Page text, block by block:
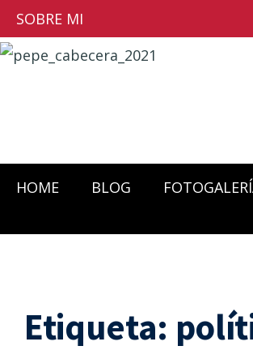
SOBRE MI
HOME BLOG
Etiqueta: